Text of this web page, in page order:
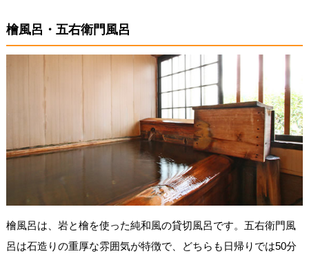
檜風呂・五右衛門風呂
檜風呂は、岩と檜を使った純和風の貸切風呂です。五右衛門風
呂は石造りの重厚な雰囲気が特徴で、どちらも日帰りでは50分